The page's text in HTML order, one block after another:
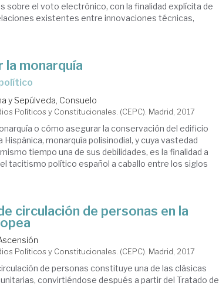
sobre el voto electrónico, con la finalidad explícita de
existentes entre innovaciones técnicas,
la monarquía
y Sepúlveda, Consuelo
Políticos y Constitucionales. (CEPC). Madrid, 2017
o cómo asegurar la conservación del edificio
Hispánica, monarquía polisinodial, y cuya vastedad
tiempo una de sus debilidades, es la finalidad a
tacitismo político español a caballo entre los siglos
circulación de personas en la
Políticos y Constitucionales. (CEPC). Madrid, 2017
de personas constituye una de las clásicas
convirtiéndose después a partir del Tratado de